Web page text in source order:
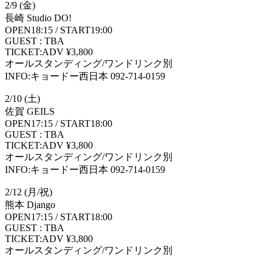
2/9 (金)
長崎 Studio DO!
OPEN18:15 / START19:00
GUEST : TBA
TICKET:ADV ¥3,800
オールスタンディング/ワンドリンク別
INFO:キョードー西日本 092-714-0159
2/10 (土)
佐賀 GEILS
OPEN17:15 / START18:00
GUEST : TBA
TICKET:ADV ¥3,800
オールスタンディング/ワンドリンク別
INFO:キョードー西日本 092-714-0159
2/12 (月/祝)
熊本 Django
OPEN17:15 / START18:00
GUEST : TBA
TICKET:ADV ¥3,800
オールスタンディング/ワンドリンク別